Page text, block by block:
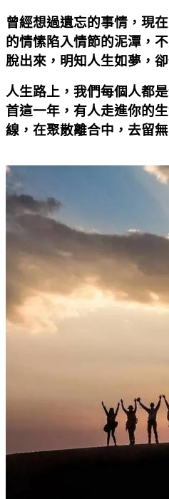
曾經想過遺忘的事情，現
的情愫陷入情節的泥潭，
脫出來，明知人生如夢，
人生路上，我們每個人都
首這一年，有人走進你的
線，在聚散離合中，去留